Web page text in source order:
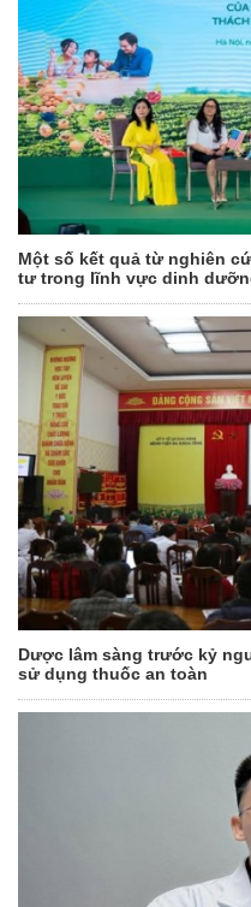
Một số kết quả từ nghiên
tư trong lĩnh vực dinh
Dược lâm sàng trước kỷ
sử dụng thuốc an toàn